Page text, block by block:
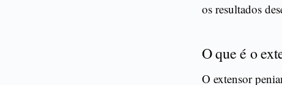
os resultados
O que é o
O extensor